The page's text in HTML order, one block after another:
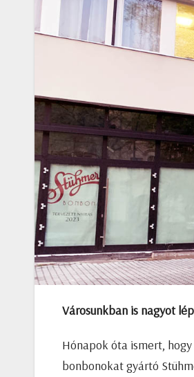
Városunkban is nagyot
Hónapok óta ismert,
bonbonokat gyártó